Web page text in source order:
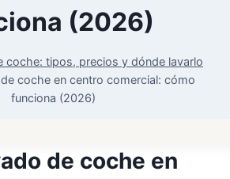
(2026)
coche: tipos, precios y dónde lavarlo
coche en centro comercial: cómo
funciona (2026)
de coche en